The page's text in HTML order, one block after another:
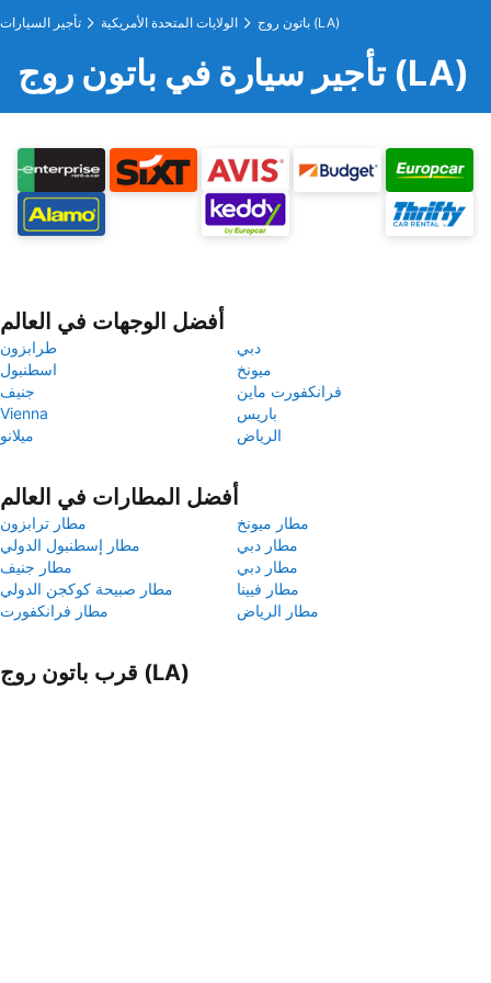
تأجير السيارات الولايات المتحدة الأمريكية باتون روج (LA)
تأجير سيارة في باتون روج (LA)
أفضل الوجهات في العالم
طرابزون
دبي
اسطنبول
ميونخ
جنيف
فرانكفورت ماين
Vienna
باريس
ميلانو
الرياض
أفضل المطارات في العالم
مطار ترابزون
مطار ميونخ
مطار إسطنبول الدولي
مطار دبي
مطار جنيف
مطار دبي
مطار صبيحة كوكجن الدولي
مطار فيينا
مطار فرانكفورت
مطار الرياض
قرب باتون روج (LA)